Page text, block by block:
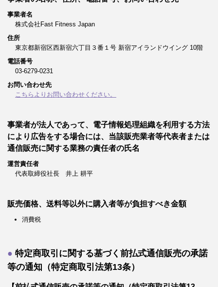
事業者名
株式会社Fast Fitness Japan
住所
東京都新宿区西新宿六丁目３番１号 新宿アイランドウイング 10階
電話番号
03-6279-0231
お問い合わせ先
こちらよりお問い合わせください。
事業者が法人であって、電子情報処理組織を利用する方法
により広告をする場合には、当該販売業者等代表者または
通信販売に関する業務の責任者の氏名
運営責任者
代表取締役社長 井上 耕平
販売価格、送料等以外に購入者等が負担すべき金額
消費税
特定商取引に関する基づく前払式通信販売の承諾
等の通知（特定商取引法第13条）